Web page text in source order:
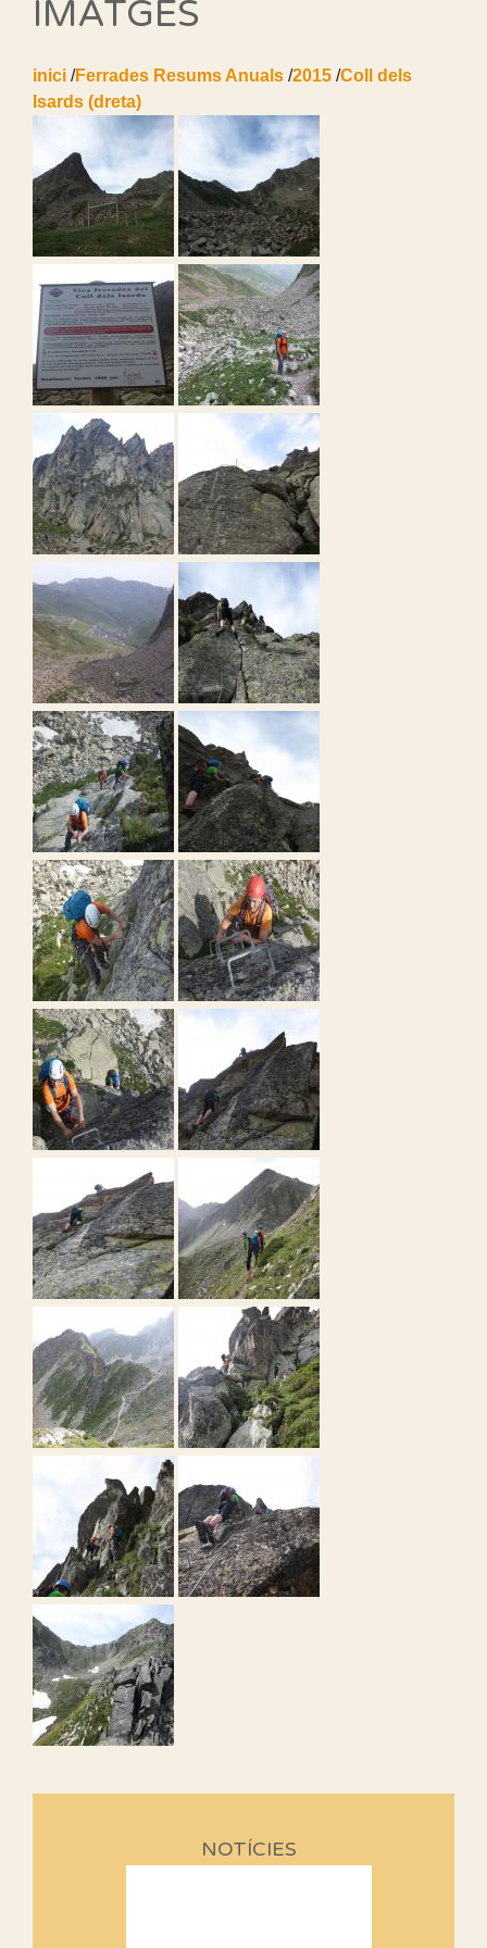
IMATGES
inici /Ferrades Resums Anuals /2015 /Coll dels
Isards (dreta)
NOTÍCIES